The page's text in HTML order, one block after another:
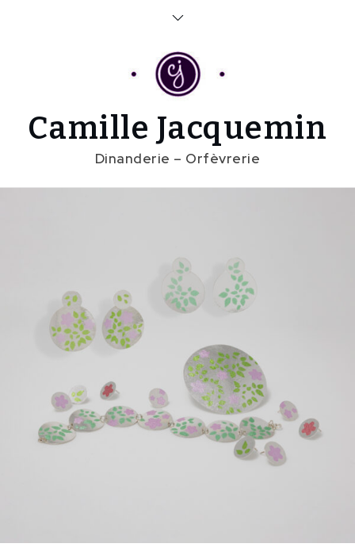
Camille Jacquemin
Dinanderie – Orfèvrerie